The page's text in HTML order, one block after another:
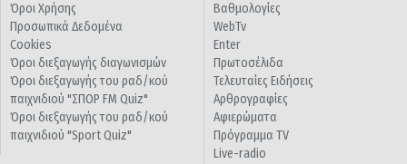
Όροι Χρήσης
Προσωπικά Δεδομένα
Cookies
Όροι διεξαγωγής διαγωνισμών
Όροι διεξαγωγής του ραδ/κού
παιχνιδιού "ΣΠΟΡ FM Quiz"
Όροι διεξαγωγής του ραδ/κού
παιχνιδιού "Sport Quiz"
Βαθμολογίες
WebTv
Enter
Πρωτοσέλιδα
Τελευταίες Ειδήσεις
Αρθρογραφίες
Αφιερώματα
Πρόγραμμα TV
Live-radio